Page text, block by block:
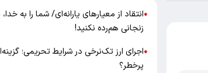
●انتقاد از معیارهای یارانه‌ای/ شما را به خدا،
زنجانی هم‌رده نکنید!
●اجرای ارز تک‌نرخی در شرایط تحریمی؛
پرخطر؟